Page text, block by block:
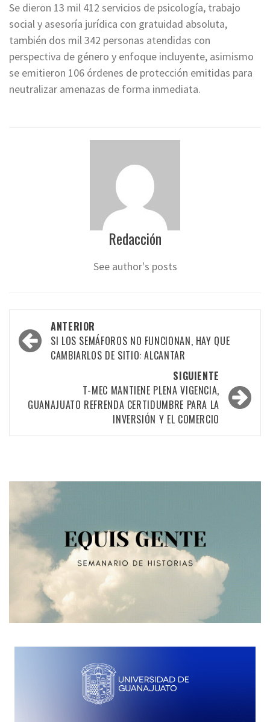
Se dieron 13 mil 412 servicios de psicología, trabajo
social y asesoría jurídica con gratuidad absoluta,
también dos mil 342 personas atendidas con
perspectiva de género y enfoque incluyente, asimismo
se emitieron 106 órdenes de protección emitidas para
neutralizar amenazas de forma inmediata.
Redacción
See author's posts
Navegación
por
ANTERIOR
SI LOS SEMÁFOROS NO FUNCIONAN, HAY QUE
CAMBIARLOS DE SITIO: ALCANTAR
SIGUIENTE
T-MEC MANTIENE PLENA VIGENCIA,
GUANAJUATO REFRENDA CERTIDUMBRE PARA LA
INVERSIÓN Y EL COMERCIO